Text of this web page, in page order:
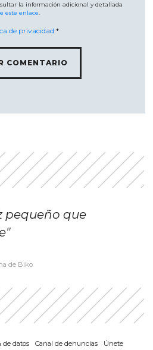
la información adicional y detallada
este enlace
de privacidad *
pequeño que
de Biko
de datos Canal de denuncias Únete